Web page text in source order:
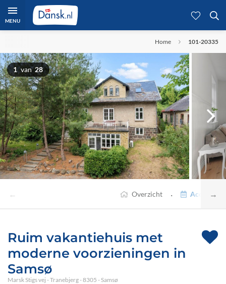
MENU
Home 101-20335
1 van 28
← →
Overzicht ·
Ruim vakantiehuis met
moderne voorzieningen in
Samsø
Marsk Stigs vej - Tranebjerg - 8305 - Samsø